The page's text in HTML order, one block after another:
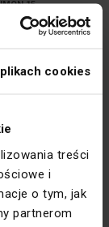
cookies
treści
i
o tym, jak
partnerom
15
IP20
Nie